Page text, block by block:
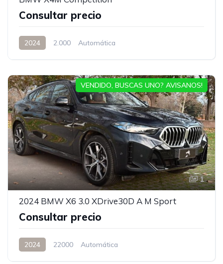
Consultar precio
2024 2.000 Automática
1
2024 BMW X6 3.0 XDrive30D A M Sport
Consultar precio
2024 22000 Automática
VENDIDO, BUSCAS UNO? AVISANOS!